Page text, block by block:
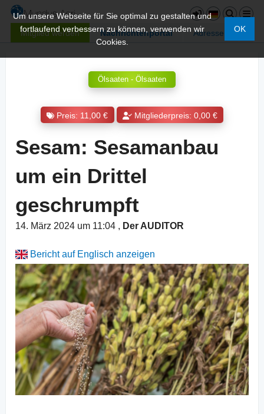
Mitglied werden Nachrichtenportal Adressen
Um unsere Webseite für Sie optimal zu gestalten und
fortlaufend verbessern zu können, verwenden wir
Cookies.
OK
Ölsaaten - Ölsaaten
Preis: 11,00 € Mitgliederpreis: 0,00 €
Sesam: Sesamanbau
um ein Drittel
geschrumpft
14. März 2024 um 11:04 , Der AUDITOR
Bericht auf Englisch anzeigen